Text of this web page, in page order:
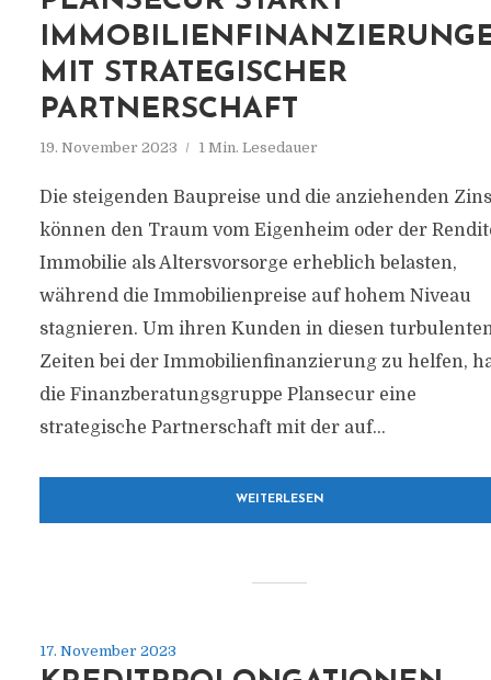
MIT STRATEGISCHER
PARTNERSCHAFT
19. November 2023 1 Min. Lesedauer
Die steigenden Baupreise und die anziehenden
können den Traum vom Eigenheim oder der
Immobilie als Altersvorsorge erheblich belasten,
während die Immobilienpreise auf hohem Niveau
stagnieren. Um ihren Kunden in diesen
Zeiten bei der Immobilienfinanzierung zu helfen,
die Finanzberatungsgruppe Plansecur eine
strategische Partnerschaft mit der auf...
WEITERLESEN
17. November 2023